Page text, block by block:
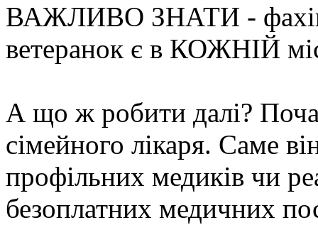
ВАЖЛИВО ЗНАТИ -
ветеранок є в КОЖНІЙ
А що ж робити далі?
сімейного лікаря. Саме
профільних медиків чи
безоплатних медичних